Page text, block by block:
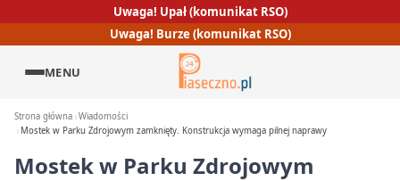
Uwaga! Upał (komunikat RSO)
Uwaga! Burze (komunikat RSO)
MENU
Strona główna Wiadomości
Mostek w Parku Zdrojowym zamknięty. Konstrukcja wymaga pilnej naprawy
Mostek w Parku Zdrojowym